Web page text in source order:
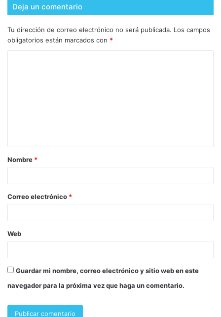
Deja un comentario
Tu dirección de correo electrónico no será publicada. Los campos
obligatorios están marcados con *
Nombre *
Correo electrónico *
Web
Guardar mi nombre, correo electrónico y sitio web en este
navegador para la próxima vez que haga un comentario.